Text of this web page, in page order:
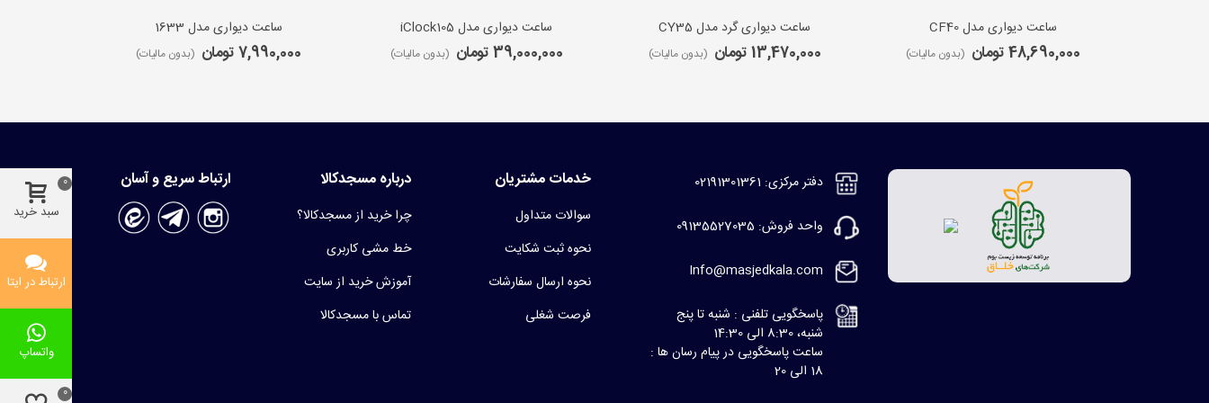
ساعت دیواری مدل CF40
48,690,000 تومان (بدون مالیات)
ساعت دیواری گرد مدل CY35
13,470,000 تومان (بدون مالیات)
ساعت دیواری مدل iClock105
39,000,000 تومان (بدون مالیات)
ساعت دیواری مدل 1633
7,990,000 تومان (بدون مالیات)
دفتر مرکزی: 02191301361
واحد فروش: 09135527035
Info@masjedkala.com
پاسخگویی تلفنی : شنبه تا پنج
شنبه، 8:30 الی 14:30
ساعت پاسخگویی در پیام رسان ها :
18 الی 20
خدمات مشتریان
سوالات متداول
نحوه ثبت شکایت
نحوه ارسال سفارشات
فرصت شغلی
درباره مسجدکالا
چرا خرید از مسجدکالا؟
خط مشی کاربری
آموزش خرید از سایت
تماس با مسجدکالا
ارتباط سریع و آسان
سبد خرید
0
ارتباط در ایتا
واتساپ
0